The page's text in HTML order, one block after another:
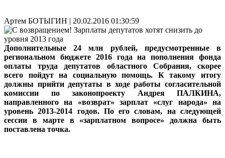
Артем БОТЫГИН | 20.02.2016 01:30:59
Дополнительные 24 млн рублей, предусмотренные в
региональном бюджете 2016 года на пополнения фонда
оплаты труда депутатов областного Собрания, скорее
всего пойдут на социальную помощь. К такому итогу
должны прийти депутаты в ходе работы согласительной
комиссии по законопроекту Андрея ПАЛКИНА,
направленного на «возврат» зарплат «слуг народа» на
уровень 2013-2014 годов. По его словам, на следующей
сессии в марте в «зарплатном вопросе» должна быть
поставлена точка.